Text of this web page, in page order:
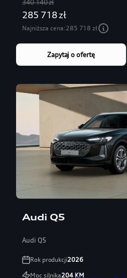
340 140 zł
285 718 zł
Najniższa cena:285 718 zł
Zapytaj o ofertę
Audi Q5
Audi Q5
Rok produkcji2026
Moc silnika204KM